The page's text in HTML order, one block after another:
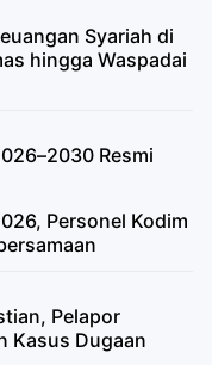
Syariah di
hingga Waspadai
Resmi
Personel Kodim
Pelapor
Kasus Dugaan